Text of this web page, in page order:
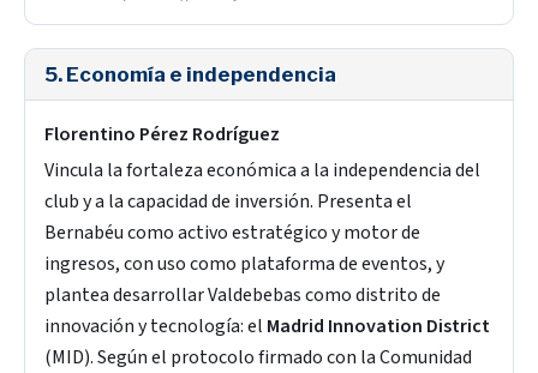
5. Economía e independencia
Florentino Pérez Rodríguez
Vincula la fortaleza económica a la independencia del
club y a la capacidad de inversión. Presenta el
Bernabéu como activo estratégico y motor de
ingresos, con uso como plataforma de eventos, y
plantea desarrollar Valdebebas como distrito de
innovación y tecnología: el Madrid Innovation District
(MID). Según el protocolo firmado con la Comunidad